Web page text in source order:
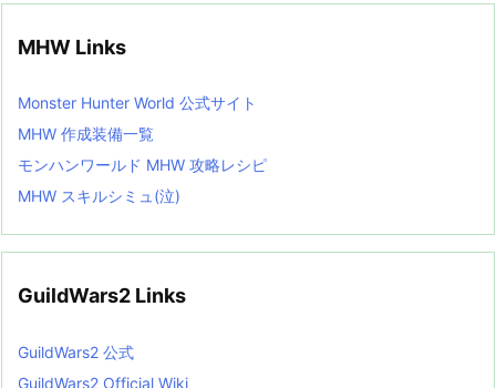
MHW Links
Monster Hunter World 公式サイト
MHW 作成装備一覧
モンハンワールド MHW 攻略レシピ
MHW スキルシミュ(泣)
GuildWars2 Links
GuildWars2 公式
GuildWars2 Official Wiki